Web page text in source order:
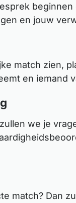
en jouw
match zien,
en iemand
we je
match? Dan